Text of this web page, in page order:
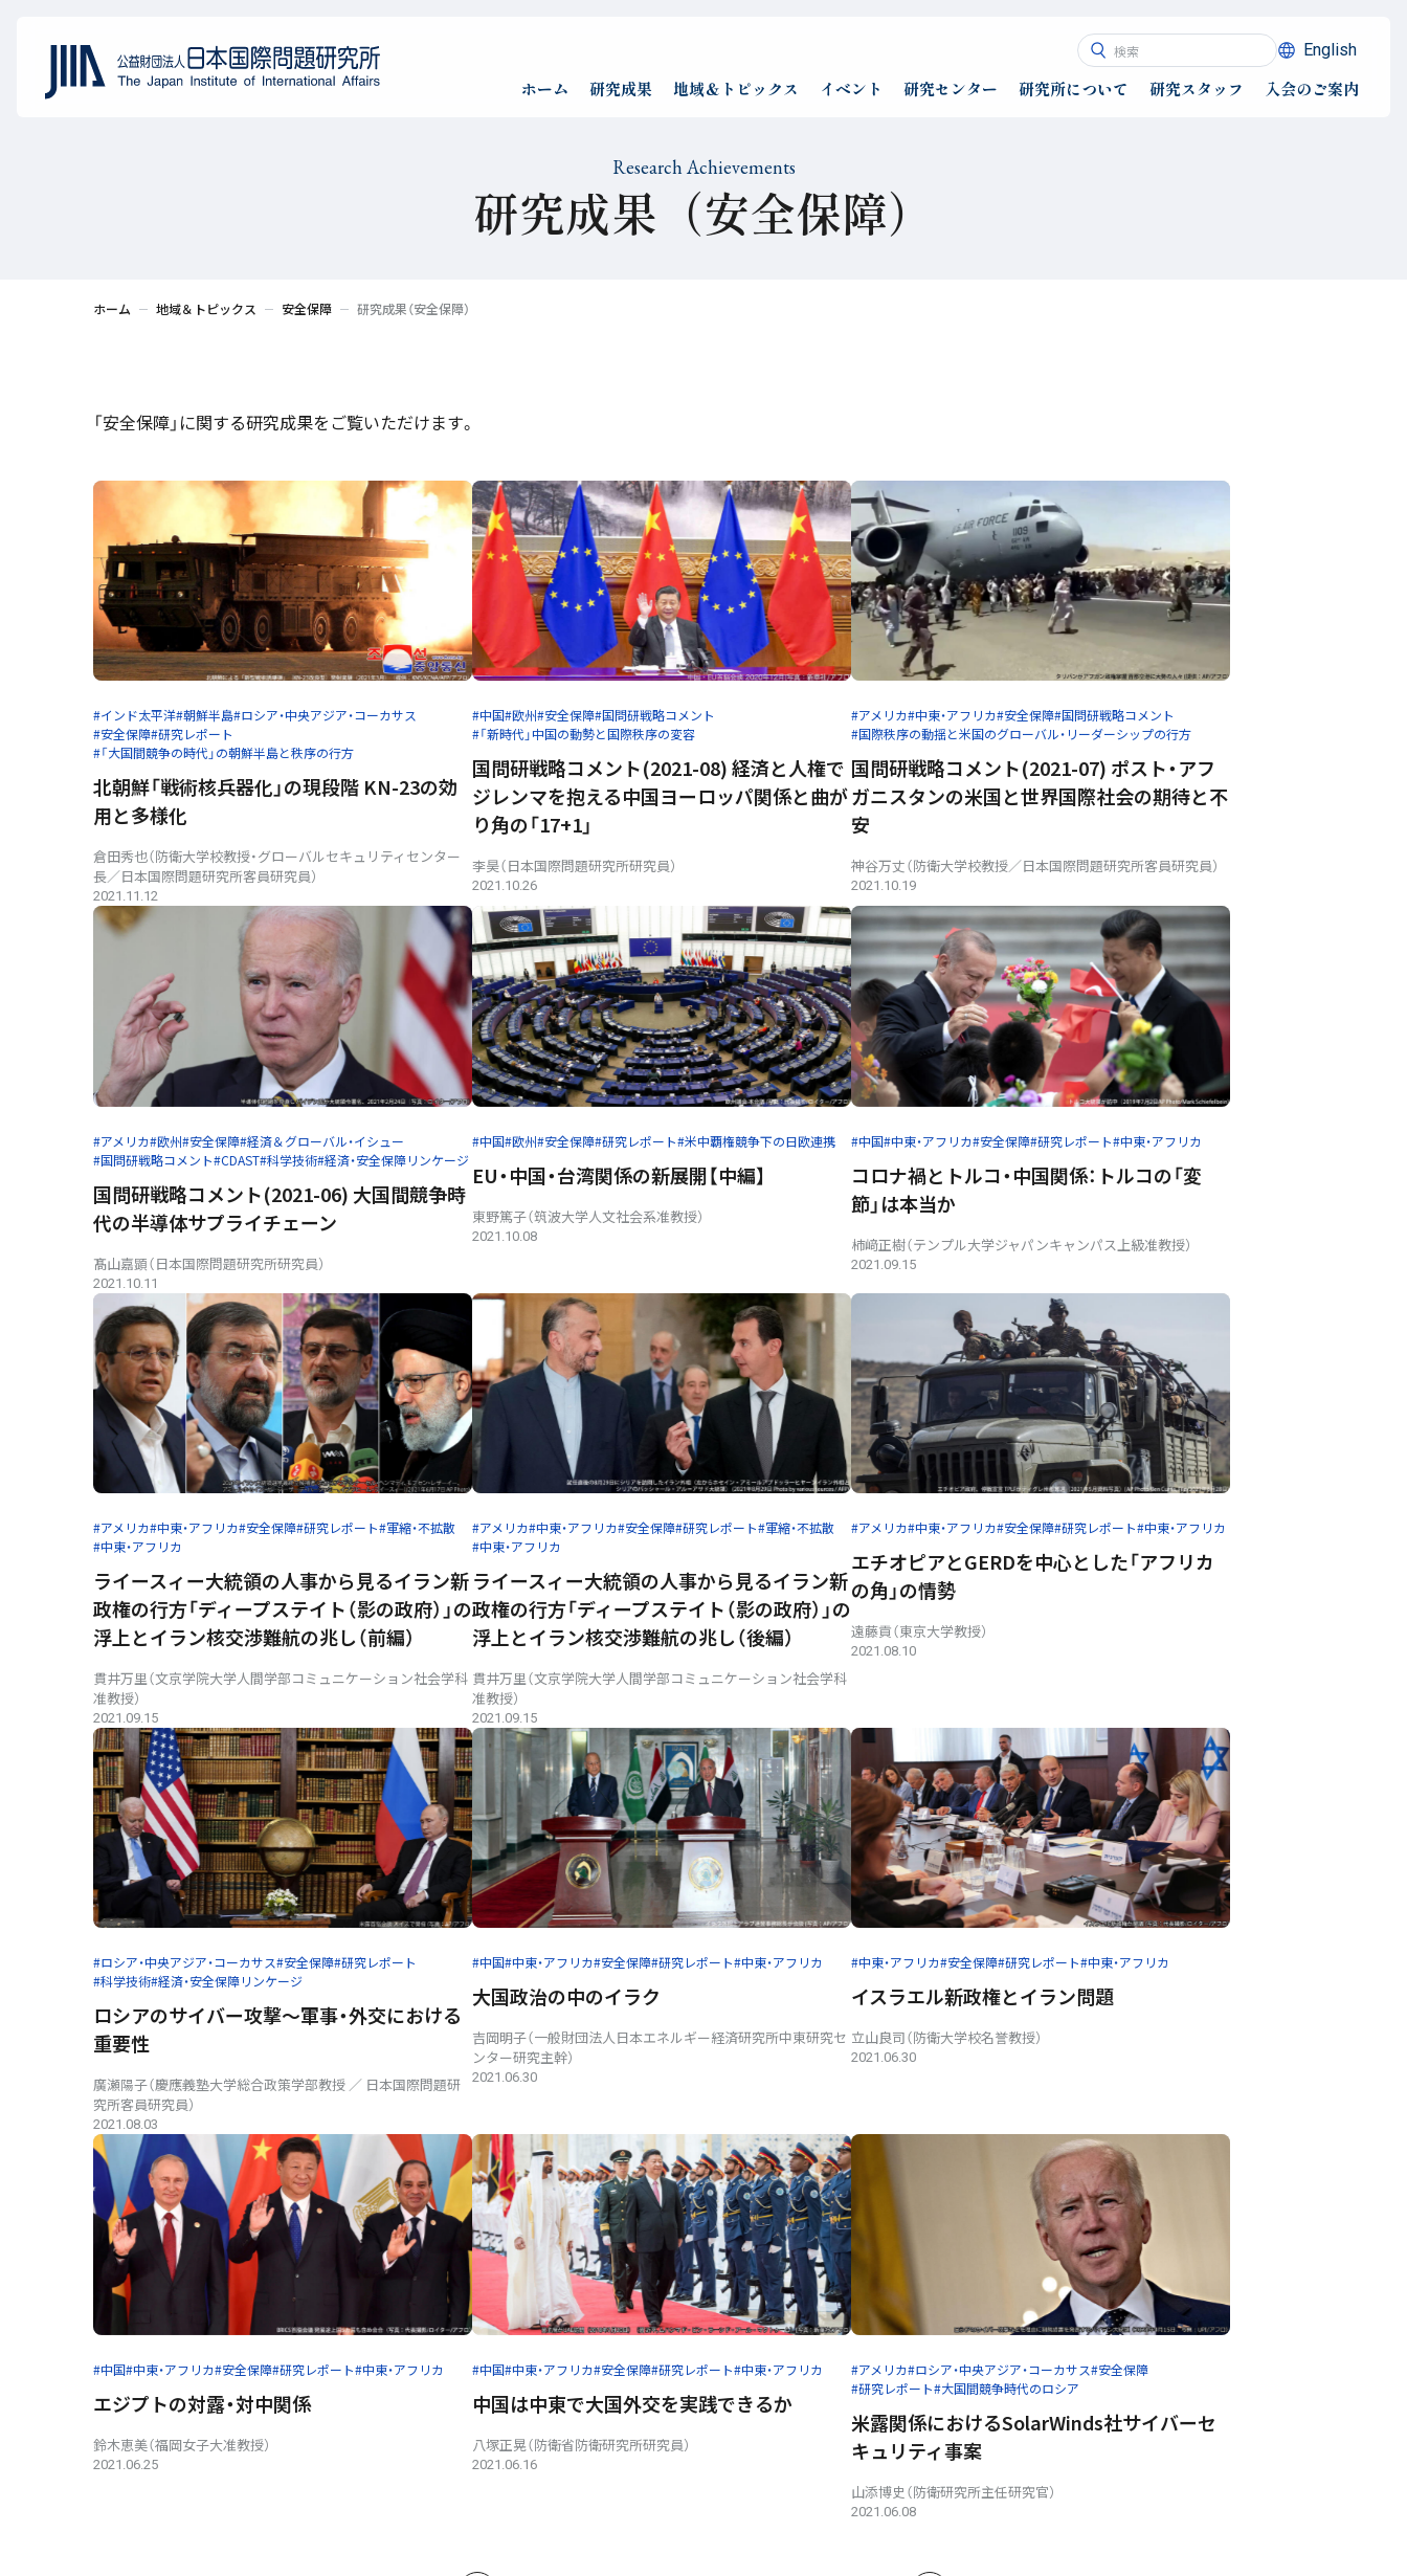
English
ホーム 研究成果 地域＆トピックス イベント 研究センター 研究所について 研究スタッフ 入会のご案内
Research Achievements
研究成果（安全保障）
ホーム 地域＆トピックス 安全保障 研究成果（安全保障）
「安全保障」に関する研究成果をご覧いただけます。
#インド太平洋#朝鮮半島#ロシア・中央アジア・コーカサス
#安全保障#研究レポート
#「大国間競争の時代」の朝鮮半島と秩序の行方
北朝鮮「戦術核兵器化」の現段階 ――KN-23の効
用と多様化
倉田秀也（防衛大学校教授・グローバルセキュリティセンター
長／日本国際問題研究所客員研究員）
2021.11.12
#中国#欧州#安全保障#国問研戦略コメント
#「新時代」中国の動勢と国際秩序の変容
国問研戦略コメント(2021-08) 経済と人権で
ジレンマを抱える中国ヨーロッパ関係と曲が
り角の「17+1」
李昊（日本国際問題研究所研究員）
2021.10.26
#アメリカ#中東・アフリカ#安全保障#国問研戦略コメント
#国際秩序の動揺と米国のグローバル・リーダーシップの行方
国問研戦略コメント(2021-07) ポスト・アフ
ガニスタンの米国と世界――国際社会の期待と不
安
神谷万丈（防衛大学校教授／日本国際問題研究所客員研究員）
2021.10.19
#アメリカ#欧州#安全保障#経済＆グローバル・イシュー
#国問研戦略コメント#CDAST#科学技術#経済・安全保障リンケージ
国問研戦略コメント(2021-06) 大国間競争時
代の半導体サプライチェーン
髙山嘉顕（日本国際問題研究所研究員）
2021.10.11
#中国#欧州#安全保障#研究レポート#米中覇権競争下の日欧連携
EU・中国・台湾関係の新展開【中編】
東野篤子（筑波大学人文社会系准教授）
2021.10.08
#中国#中東・アフリカ#安全保障#研究レポート#中東・アフリカ
コロナ禍とトルコ・中国関係：トルコの「変
節」は本当か
柿﨑正樹（テンプル大学ジャパンキャンパス上級准教授）
2021.09.15
#アメリカ#中東・アフリカ#安全保障#研究レポート#軍縮・不拡散
#中東・アフリカ
ライースィー大統領の人事から見るイラン新
政権の行方――「ディープステイト（影の政府）」の
浮上とイラン核交渉難航の兆し（前編）
貫井万里（文京学院大学人間学部コミュニケーション社会学科
准教授）
2021.09.15
#アメリカ#中東・アフリカ#安全保障#研究レポート#軍縮・不拡散
#中東・アフリカ
ライースィー大統領の人事から見るイラン新
政権の行方――「ディープステイト（影の政府）」の
浮上とイラン核交渉難航の兆し（後編）
貫井万里（文京学院大学人間学部コミュニケーション社会学科
准教授）
2021.09.15
#アメリカ#中東・アフリカ#安全保障#研究レポート#中東・アフリカ
エチオピアとGERDを中心とした「アフリカ
の角」の情勢
遠藤貢（東京大学教授）
2021.08.10
#ロシア・中央アジア・コーカサス#安全保障#研究レポート
#科学技術#経済・安全保障リンケージ
ロシアのサイバー攻撃〜軍事・外交における
重要性
廣瀬陽子（慶應義塾大学総合政策学部教授 ／ 日本国際問題研
究所客員研究員）
2021.08.03
#中国#中東・アフリカ#安全保障#研究レポート#中東・アフリカ
大国政治の中のイラク
吉岡明子（一般財団法人日本エネルギー経済研究所中東研究セ
ンター研究主幹）
2021.06.30
#中東・アフリカ#安全保障#研究レポート#中東・アフリカ
イスラエル新政権とイラン問題
立山良司（防衛大学校名誉教授）
2021.06.30
#中国#中東・アフリカ#安全保障#研究レポート#中東・アフリカ
エジプトの対露・対中関係
鈴木恵美（福岡女子大准教授）
2021.06.25
#中国#中東・アフリカ#安全保障#研究レポート#中東・アフリカ
中国は中東で大国外交を実践できるか
八塚正晃（防衛省防衛研究所研究員）
2021.06.16
#アメリカ#ロシア・中央アジア・コーカサス#安全保障
#研究レポート#大国間競争時代のロシア
米露関係におけるSolarWinds社サイバーセ
キュリティ事案
山添博史（防衛研究所主任研究官）
2021.06.08